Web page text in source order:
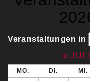
und
Veranstaltungen
Veranstaltungen in
« JULI
Kalender
MO. DI. MI.